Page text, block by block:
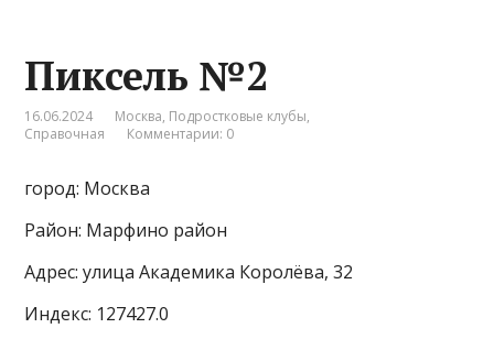
Пиксель №2
16.06.2024 Москва, Подростковые клубы,
Справочная
Комментарии: 0
город: Москва
Район: Марфино район
Адрес: улица Академика Королёва, 32
Индекс: 127427.0